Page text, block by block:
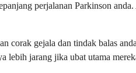
perjalanan Parkinson
corak gejala dan tindak balas
lebih jarang jika ubat utama